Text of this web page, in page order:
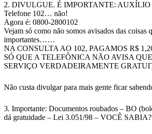
2. DIVULGUE. É IMPORTANTE:
Telefone 102… não!
Agora é: 0800-2800102
Vejam só como não somos avisados das coisas
importantes……
NA CONSULTA AO 102, PAGAMOS R$
SÓ QUE A TELEFÔNICA NÃO AVISA
SERVIÇO VERDADEIRAMENTE
Não custa divulgar para mais gente ficar
3. Importante: Documentos roubados – BO
dá gratuidade – Lei 3.051/98 – VOCÊ